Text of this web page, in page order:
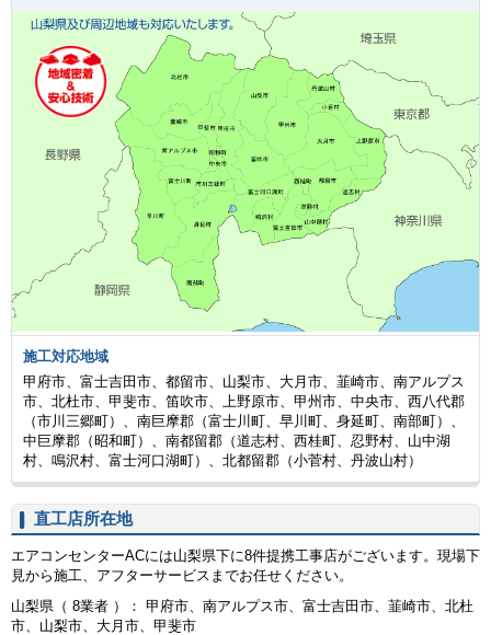
施工対応地域
甲府市、富士吉田市、都留市、山梨市、大月市、韮崎市、南アルプス
市、北杜市、甲斐市、笛吹市、上野原市、甲州市、中央市、西八代郡
（市川三郷町）、南巨摩郡（富士川町、早川町、身延町、南部町）、
中巨摩郡（昭和町）、南都留郡（道志村、西桂町、忍野村、山中湖
村、鳴沢村、富士河口湖町）、北都留郡（小菅村、丹波山村）
直工店所在地
エアコンセンターACには山梨県下に8件提携工事店がございます。現場下
見から施工、アフターサービスまでお任せください。
山梨県（ 8業者 ）： 甲府市、南アルプス市、富士吉田市、韮崎市、北杜
市、山梨市、大月市、甲斐市